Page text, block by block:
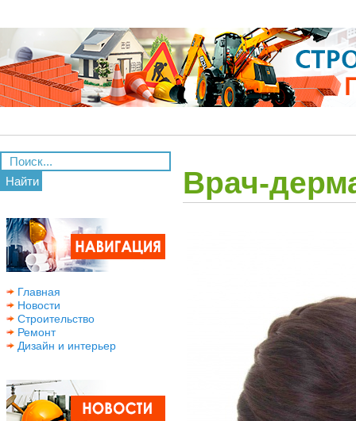
Найти
Главная
Новости
Строительство
Ремонт
Дизайн и интерьер
Врач-